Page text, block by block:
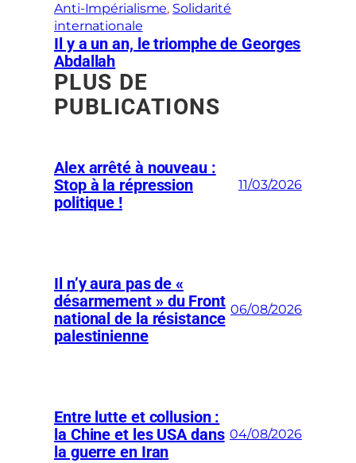
Anti-Impérialisme, Solidarité
internationale
Il y a un an, le triomphe de Georges
Abdallah
PLUS DE
PUBLICATIONS
Alex arrêté à nouveau :
Stop à la répression
politique !
11/03/2026
Il n’y aura pas de «
désarmement » du Front
national de la résistance
palestinienne
06/08/2026
Entre lutte et collusion :
la Chine et les USA dans
la guerre en Iran
04/08/2026